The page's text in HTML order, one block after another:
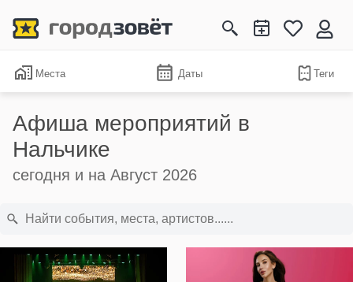
Места Даты Теги
Афиша мероприятий в
Нальчике
сегодня и на Август 2026